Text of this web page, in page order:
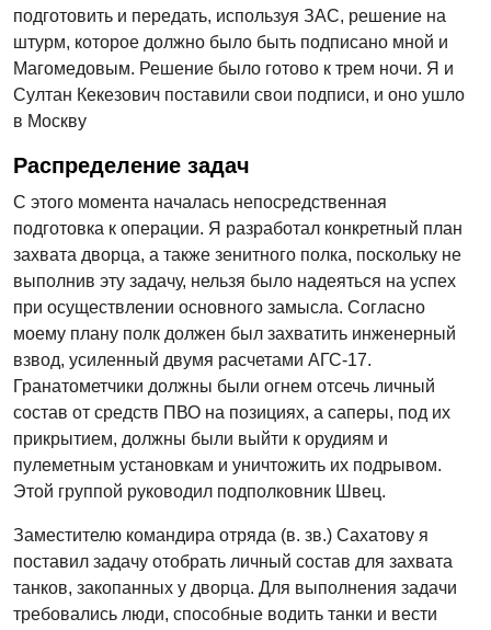
подготовить и передать, используя ЗАС, решение на
штурм, которое должно было быть подписано мной и
Магомедовым. Решение было готово к трем ночи. Я и
Султан Кекезович поставили свои подписи, и оно ушло
в Москву
Распределение задач
С этого момента началась непосредственная
подготовка к операции. Я разработал конкретный план
захвата дворца, а также зенитного полка, поскольку не
выполнив эту задачу, нельзя было надеяться на успех
при осуществлении основного замысла. Согласно
моему плану полк должен был захватить инженерный
взвод, усиленный двумя расчетами АГС-17.
Гранатометчики должны были огнем отсечь личный
состав от средств ПВО на позициях, а саперы, под их
прикрытием, должны были выйти к орудиям и
пулеметным установкам и уничтожить их подрывом.
Этой группой руководил подполковник Швец.
Заместителю командира отряда (в. зв.) Сахатову я
поставил задачу отобрать личный состав для захвата
танков, закопанных у дворца. Для выполнения задачи
требовались люди, способные водить танки и вести